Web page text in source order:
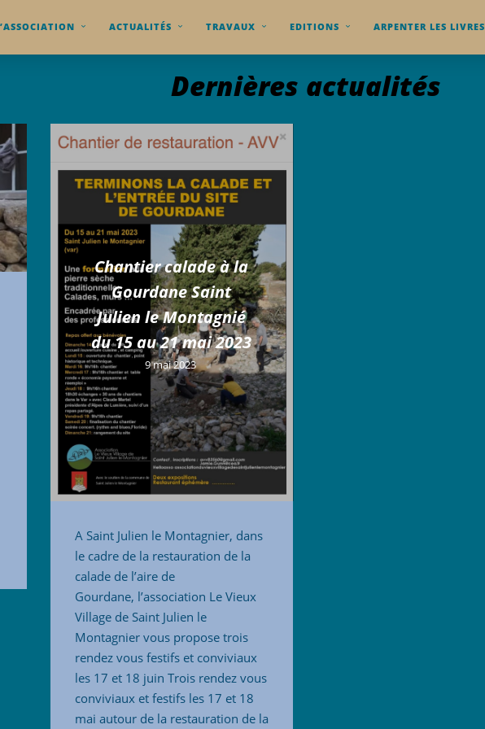
ACTUALITÉS TRAVAUX EDITIONS ARPENTER LES LIVRES
Dernières actualités
Chantier calade à la
Gourdane Saint
Julien le Montagnié
du 15 au 21 mai 2023
9 mai 2023
A Saint Julien le Montagnier, dans
le cadre de la restauration de la
calade de l’aire de
Gourdane, l’association Le Vieux
Village de Saint Julien le
Montagnier vous propose trois
rendez vous festifs et conviviaux
les 17 et 18 juin Trois rendez vous
conviviaux et festifs les 17 et 18
mai autour de la restauration de la